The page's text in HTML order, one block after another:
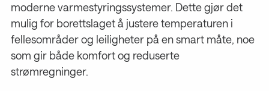
moderne varmestyringssystemer. Dette gjør det
mulig for borettslaget å justere temperaturen i
fellesområder og leiligheter på en smart måte, noe
som gir både komfort og reduserte
strømregninger.